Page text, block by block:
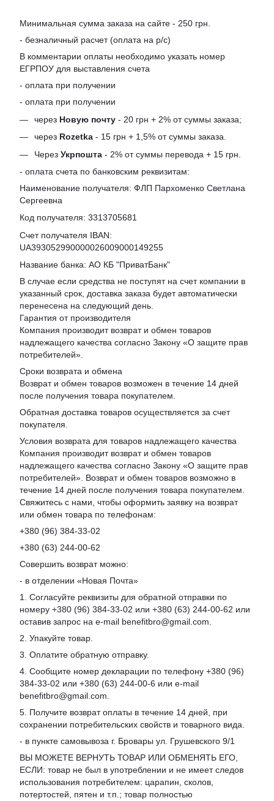
Минимальная сумма заказа на сайте - 250 грн.
- безналичный расчет (оплата на р/с)
В комментарии оплаты необходимо указать номер
ЕГРПОУ для выставления счета
- оплата при получении
- оплата при получении
через Новую почту - 20 грн + 2% от суммы заказа;
через Rozetka - 15 грн + 1,5% от суммы заказа.
Через Укрпошта - 2% от суммы перевода + 15 грн.
- оплата счета по банковским реквизитам:
Наименование получателя: ФЛП Пархоменко Светлана
Сергеевна
Код получателя: 3313705681
Счет получателя IBAN:
UA393052990000026009000149255
Название банка: АО КБ "ПриватБанк"
В случае если средства не поступят на счет компании в
указанный срок, доставка заказа будет автоматически
перенесена на следующий день.
Гарантия от производителя
Компания производит возврат и обмен товаров
надлежащего качества согласно Закону «О защите прав
потребителей».
Сроки возврата и обмена
Возврат и обмен товаров возможен в течение 14 дней
после получения товара покупателем.
Обратная доставка товаров осуществляется за счет
покупателя.
Условия возврата для товаров надлежащего качества
Компания производит возврат и обмен товаров
надлежащего качества согласно Закону «О защите прав
потребителей». Возврат и обмен товаров возможно в
течение 14 дней после получения товара покупателем.
Свяжитесь с нами, чтобы оформить заявку на возврат
или обмен товара по телефонам:
+380 (96) 384-33-02
+380 (63) 244-00-62
Совершить возврат можно:
- в отделении «Новая Почта»
1. Согласуйте реквизиты для обратной отправки по
номеру +380 (96) 384-33-02 или +380 (63) 244-00-62 или
оставив запрос на e-mail benefitbro@gmail.com.
2. Упакуйте товар.
3. Оплатите обратную отправку.
4. Сообщите номер декларации по телефону +380 (96)
384-33-02 или +380 (63) 244-00-6 или e-mail
benefitbro@gmail.com.
5. Получите возврат оплаты в течение 14 дней, при
сохранении потребительских свойств и товарного вида.
- в пункте самовывоза г. Бровары ул. Грушевского 9/1
ВЫ МОЖЕТЕ ВЕРНУТЬ ТОВАР ИЛИ ОБМЕНЯТЬ ЕГО,
ЕСЛИ: товар не был в употреблении и не имеет следов
использования потребителем: царапин, сколов,
потертостей, пятен и т.п.; товар полностью